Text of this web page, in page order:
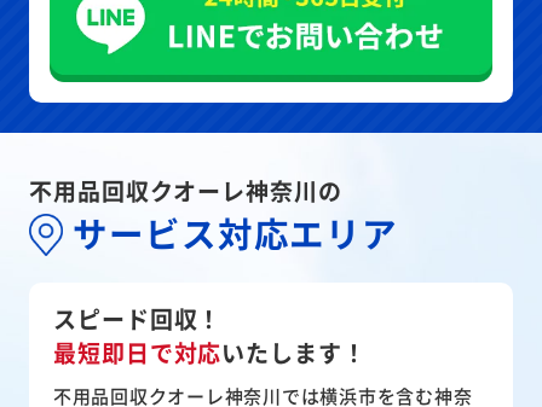
不用品回収クオーレ神奈川の
サービス対応エリア
スピード回収！
最短即日で対応いたします！
不用品回収クオーレ神奈川では横浜市を含む神奈